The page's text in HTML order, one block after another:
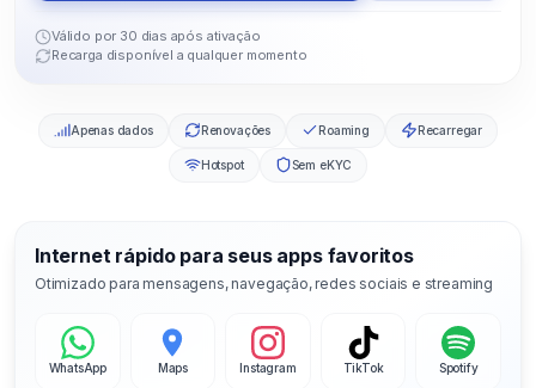
Válido por 30 dias após ativação
Recarga disponível a qualquer momento
Apenas dados Renovações Roaming Recarregar
Hotspot Sem eKYC
Internet rápido para seus apps favoritos
Otimizado para mensagens, navegação, redes sociais e streaming
WhatsApp Maps Instagram TikTok Spotify